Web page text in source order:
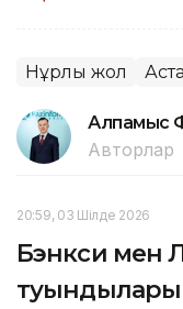
Нұрлы жол
Алпамыс
Авторлар
20:59, 03 Шілде 2026
Бэнкси мен
туындылары